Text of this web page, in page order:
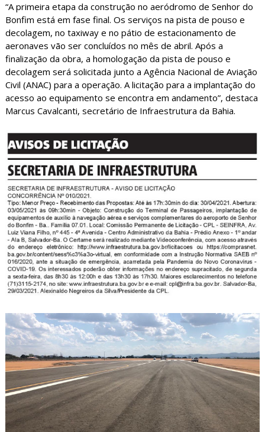
“A primeira etapa da construção no aeródromo de Senhor do
Bonfim está em fase final. Os serviços na pista de pouso e
decolagem, no taxiway e no pátio de estacionamento de
aeronaves vão ser concluídos no mês de abril. Após a
finalização da obra, a homologação da pista de pouso e
decolagem será solicitada junto a Agência Nacional de Aviação
Civil (ANAC) para a operação. A licitação para a implantação do
acesso ao equipamento se encontra em andamento”, destaca
Marcus Cavalcanti, secretário de Infraestrutura da Bahia.